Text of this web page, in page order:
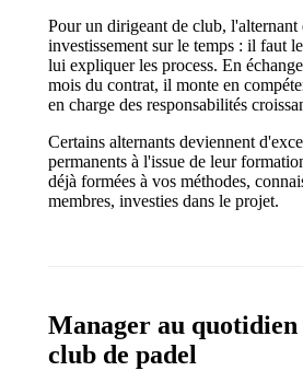
Pour un dirigeant de club, l'alternant
investissement sur le temps : il faut
lui expliquer les process. En
mois du contrat, il monte en
en charge des responsabilités
Certains alternants deviennent
permanents à l'issue de leur
déjà formées à vos méthodes,
membres, investies dans le projet.
Manager au quotidien
club de padel